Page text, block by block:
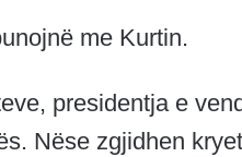
me Kurtin.
presidentja e
Nëse zgjidhen